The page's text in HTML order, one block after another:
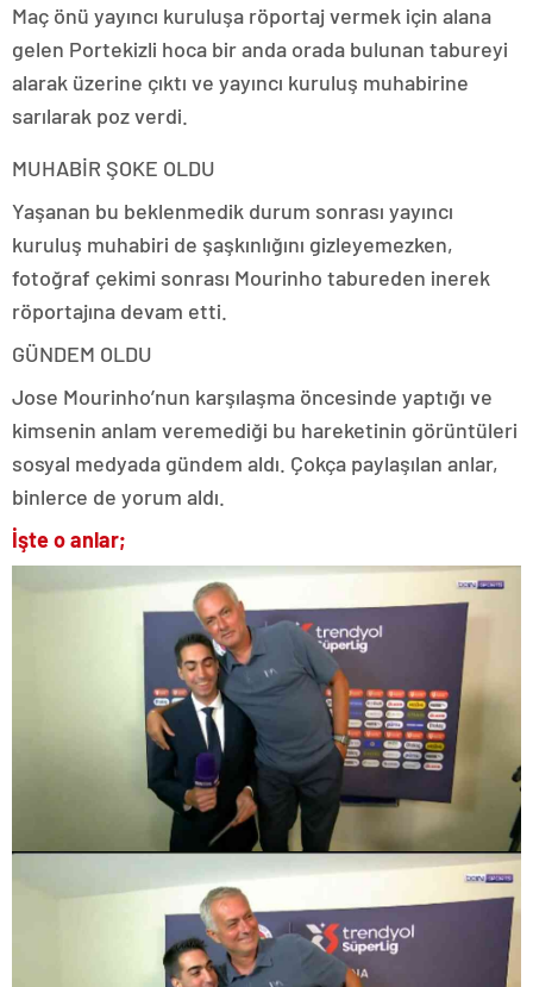
Maç önü yayıncı kuruluşa röportaj vermek için alana
gelen Portekizli hoca bir anda orada bulunan tabureyi
alarak üzerine çıktı ve yayıncı kuruluş muhabirine
sarılarak poz verdi.
MUHABİR ŞOKE OLDU
Yaşanan bu beklenmedik durum sonrası yayıncı
kuruluş muhabiri de şaşkınlığını gizleyemezken,
fotoğraf çekimi sonrası Mourinho tabureden inerek
röportajına devam etti.
GÜNDEM OLDU
Jose Mourinho’nun karşılaşma öncesinde yaptığı ve
kimsenin anlam veremediği bu hareketinin görüntüleri
sosyal medyada gündem aldı. Çokça paylaşılan anlar,
binlerce de yorum aldı.
İşte o anlar;